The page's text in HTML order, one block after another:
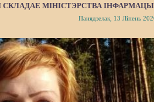
СКЛАДАЕ МІНІСТЭРСТВА
Панядзелак, 13 Ліпень